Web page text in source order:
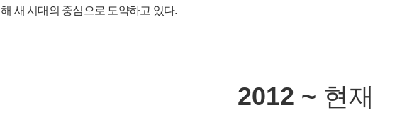
해 새 시대의 중심으로 도약하고 있다.
2012 ~ 현재